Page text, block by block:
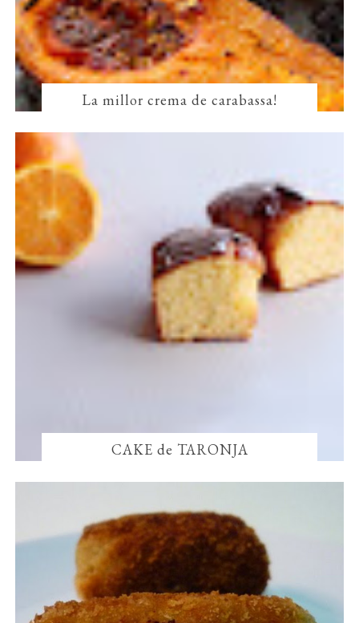
La millor crema de carabassa!
CAKE de TARONJA